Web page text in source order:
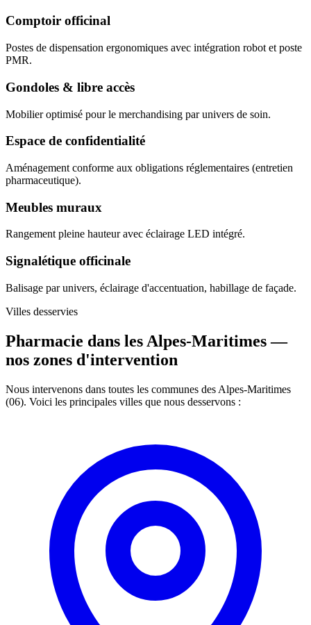
Comptoir officinal
Postes de dispensation ergonomiques avec intégration robot et poste
PMR.
Gondoles & libre accès
Mobilier optimisé pour le merchandising par univers de soin.
Espace de confidentialité
Aménagement conforme aux obligations réglementaires (entretien
pharmaceutique).
Meubles muraux
Rangement pleine hauteur avec éclairage LED intégré.
Signalétique officinale
Balisage par univers, éclairage d'accentuation, habillage de façade.
Villes desservies
Pharmacie dans les Alpes-Maritimes —
nos zones d'intervention
Nous intervenons dans toutes les communes des Alpes-Maritimes
(06). Voici les principales villes que nous desservons :